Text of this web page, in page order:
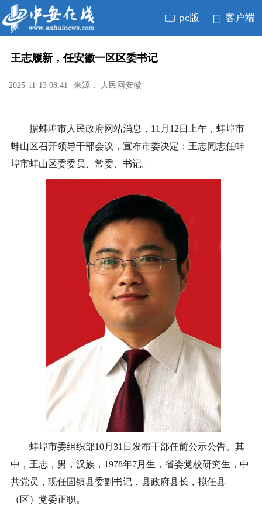
pc版 客户端
王志履新，任安徽一区区委书记
2025-11-13 08:41 来源： 人民网安徽
据蚌埠市人民政府网站消息，11月12日上午，蚌埠市
蚌山区召开领导干部会议，宣布市委决定：王志同志任蚌
埠市蚌山区委委员、常委、书记。
蚌埠市委组织部10月31日发布干部任前公示公告。其
中，王志，男，汉族，1978年7月生，省委党校研究生，中
共党员，现任固镇县委副书记，县政府县长，拟任县
（区）党委正职。